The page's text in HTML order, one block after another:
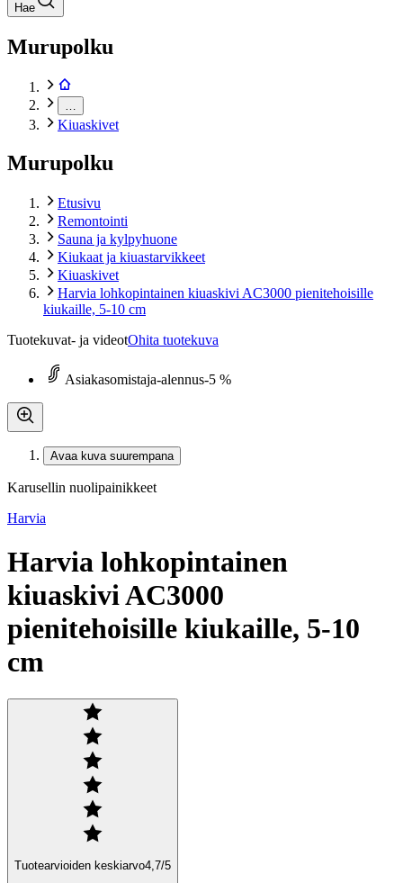
Hae
Murupolku
Kiuaskivet
Murupolku
Etusivu
Remontointi
Sauna ja kylpyhuone
Kiukaat ja kiuastarvikkeet
Kiuaskivet
Harvia lohkopintainen kiuaskivi AC3000 pienitehoisille
kiukaille, 5-10 cm
Tuotekuvat- ja videotOhita tuotekuva
Asiakasomistaja-alennus-5 %
Avaa kuva suurempana
Karusellin nuolipainikkeet
Harvia
Harvia lohkopintainen
kiuaskivi AC3000
pienitehoisille kiukaille, 5-10
cm
Tuotearvioiden keskiarvo4,7/5